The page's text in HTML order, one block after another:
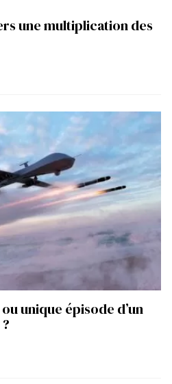
une multiplication des
unique épisode d’un